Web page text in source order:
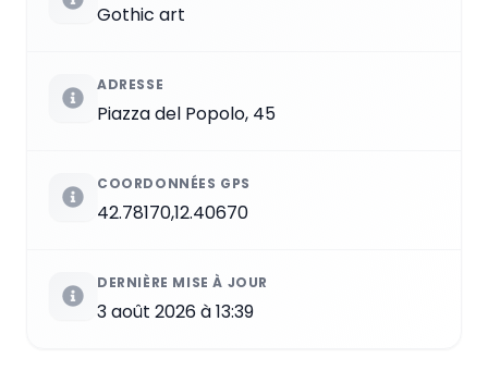
Gothic art
ADRESSE
Piazza del Popolo, 45
COORDONNÉES GPS
42.78170,12.40670
DERNIÈRE MISE À JOUR
3 août 2026 à 13:39